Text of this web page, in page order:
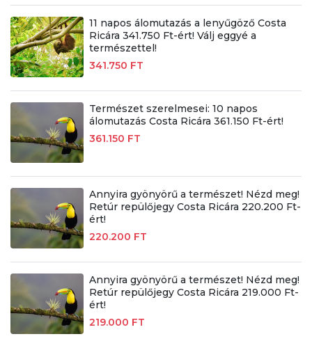
11 napos álomutazás a lenyűgöző Costa
Ricára 341.750 Ft-ért! Válj eggyé a
természettel!
341.750 FT
Természet szerelmesei: 10 napos
álomutazás Costa Ricára 361.150 Ft-ért!
361.150 FT
Annyira gyönyörű a természet! Nézd meg!
Retúr repülőjegy Costa Ricára 220.200 Ft-
ért!
220.200 FT
Annyira gyönyörű a természet! Nézd meg!
Retúr repülőjegy Costa Ricára 219.000 Ft-
ért!
219.000 FT